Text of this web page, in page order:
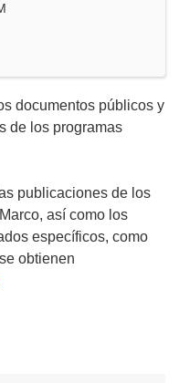
documentos públicos y
de los programas
publicaciones de los
así como los
específicos, como
obtienen